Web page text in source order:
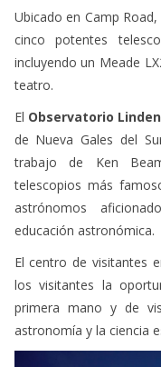
Ubicado en Camp Road,
cinco potentes
incluyendo un Meade
teatro.
El Observatorio Linden
de Nueva Gales del
trabajo de Ken
telescopios más
astrónomos
educación astronómica.
El centro de visitantes
los visitantes la
primera mano y de
astronomía y la ciencia